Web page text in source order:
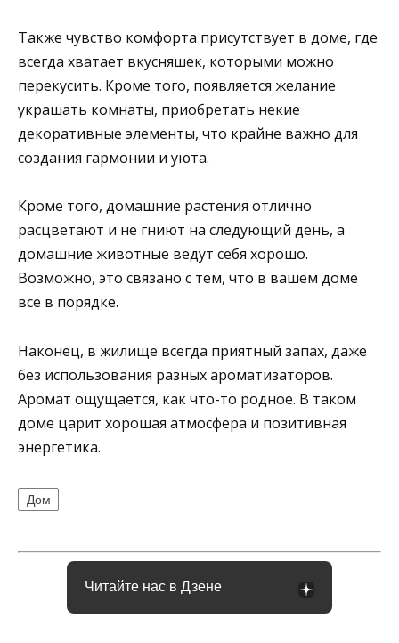
Также чувство комфорта присутствует в доме, где
всегда хватает вкусняшек, которыми можно
перекусить. Кроме того, появляется желание
украшать комнаты, приобретать некие
декоративные элементы, что крайне важно для
создания гармонии и уюта.
Кроме того, домашние растения отлично
расцветают и не гниют на следующий день, а
домашние животные ведут себя хорошо.
Возможно, это связано с тем, что в вашем доме
все в порядке.
Наконец, в жилище всегда приятный запах, даже
без использования разных ароматизаторов.
Аромат ощущается, как что-то родное. В таком
доме царит хорошая атмосфера и позитивная
энергетика.
Дом
Читайте нас в Дзене